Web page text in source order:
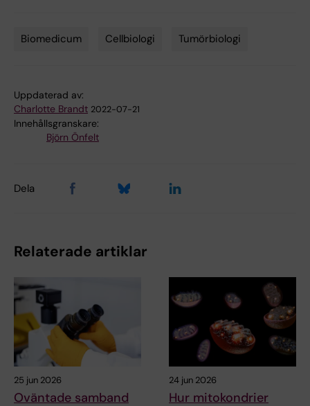
Biomedicum Cellbiologi Tumörbiologi
Uppdaterad av:
Charlotte Brandt 2022-07-21
Innehållsgranskare:
Björn Önfelt
Dela
Relaterade artiklar
25 jun 2026
Oväntade samband
24 jun 2026
Hur mitokondrier